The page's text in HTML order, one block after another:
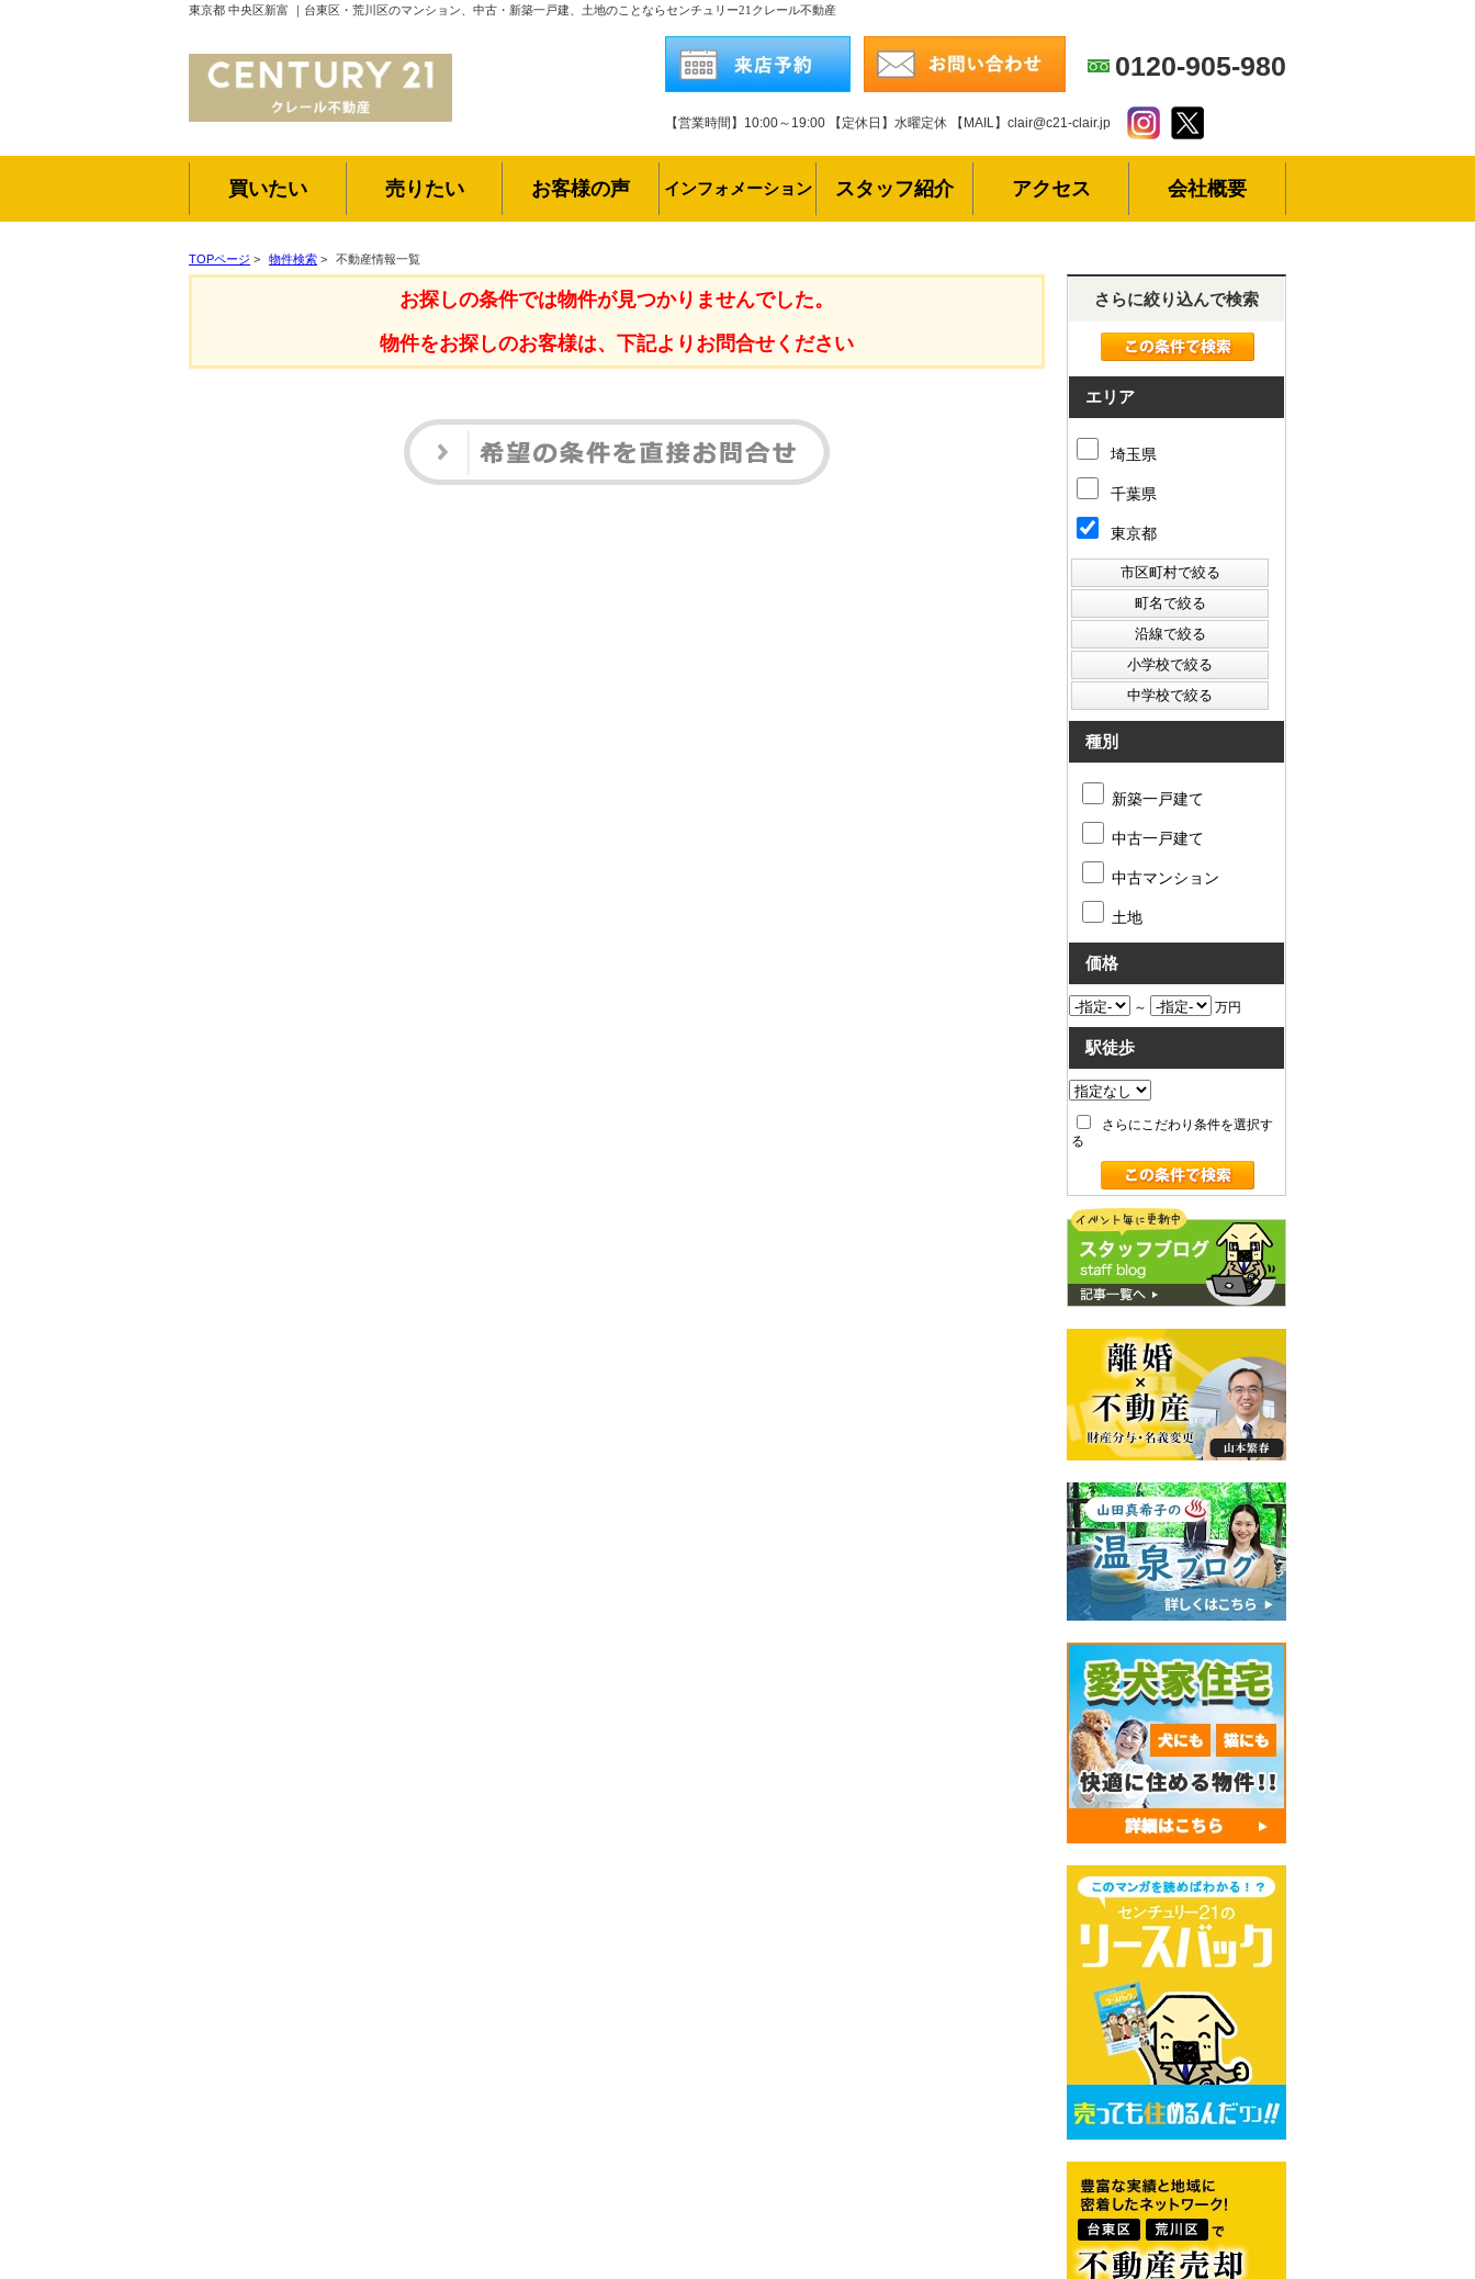
東京都 中央区新富 ｜台東区・荒川区のマンション、中古・新築一戸建、土地のことならセンチュリー21クレール不動産
0120-905-980
【営業時間】10:00～19:00 【定休日】水曜定休 【MAIL】clair@c21-clair.jp
買いたい 売りたい お客様の声 インフォメーション スタッフ紹介 アクセス 会社概要
TOPページ > 物件検索 > 不動産情報一覧
お探しの条件では物件が見つかりませんでした。
物件をお探しのお客様は、下記よりお問合せください
さらに絞り込んで検索
エリア
埼玉県
千葉県
東京都
種別
新築一戸建て
中古一戸建て
中古マンション
土地
価格
～ 万円
駅徒歩
さらにこだわり条件を選択す
る